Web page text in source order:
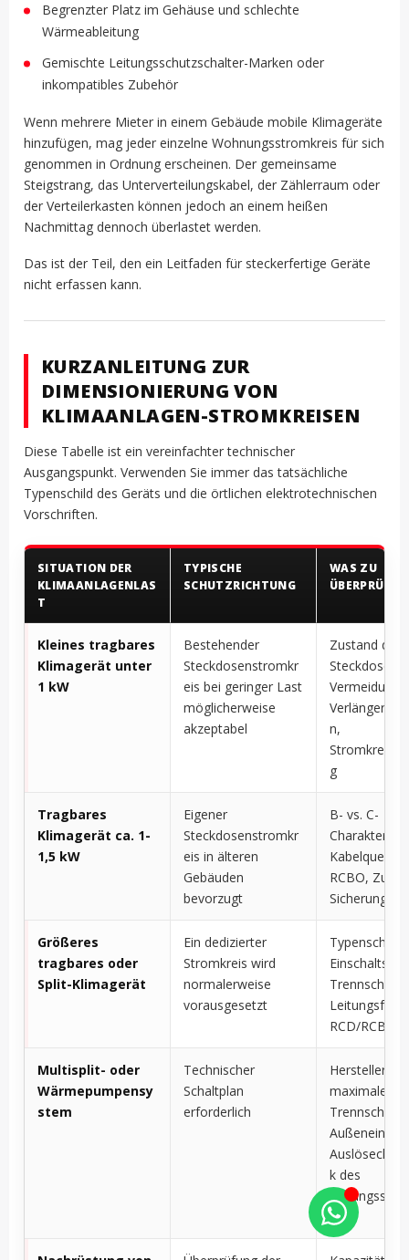
Begrenzter Platz im Gehäuse und schlechte
Wärmeableitung
Gemischte Leitungsschutzschalter-Marken oder
inkompatibles Zubehör
Wenn mehrere Mieter in einem Gebäude mobile Klimageräte
hinzufügen, mag jeder einzelne Wohnungsstromkreis für sich
genommen in Ordnung erscheinen. Der gemeinsame
Steigstrang, das Unterverteilungskabel, der Zählerraum oder
der Verteilerkasten können jedoch an einem heißen
Nachmittag dennoch überlastet werden.
Das ist der Teil, den ein Leitfaden für steckerfertige Geräte
nicht erfassen kann.
KURZANLEITUNG ZUR
DIMENSIONIERUNG VON
KLIMAANLAGEN-STROMKREISEN
Diese Tabelle ist ein vereinfachter technischer
Ausgangspunkt. Verwenden Sie immer das tatsächliche
Typenschild des Geräts und die örtlichen elektrotechnischen
Vorschriften.
SITUATION DER
KLIMAANLAGENLAS
T
TYPISCHE
SCHUTZRICHTUNG
WAS ZU
Kleines tragbares
Klimagerät unter
1 kW
Bestehender
Steckdosenstromkr
eis bei geringer Last
möglicherweise
akzeptabel
Zustand der
Steckdose,
Vermeidung
n,
g
Tragbares
Klimagerät ca. 1-
1,5 kW
Eigener
Steckdosenstromkr
eis in älteren
Gebäuden
bevorzugt
B- vs. C-
RCBO,
Größeres
tragbares oder
Split-Klimagerät
Ein dedizierter
Stromkreis wird
normalerweise
vorausgesetzt
RCD/RCBO-
Multisplit- oder
Wärmepumpensy
stem
Technischer
Schaltplan
erforderlich
maximaler
k des
ters